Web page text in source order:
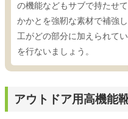
の機能などもサブで持たせ
かかとを強靭な素材で補強
工がどの部分に加えられて
を行ないましょう。
アウトドア用高機能